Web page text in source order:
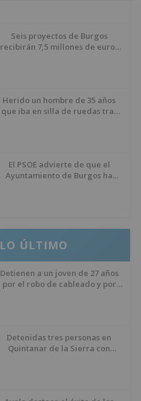
Seis proyectos de Burgos
recibirán 7,5 millones de euros
Herido un hombre de 35 años
que iba en silla de ruedas tras
El PSOE advierte de que el
Ayuntamiento de Burgos ha
LO ÚLTIMO
Detienen a un joven de 27 años
por el robo de cableado y por
Detenidas tres personas en
Quintanar de la Sierra con